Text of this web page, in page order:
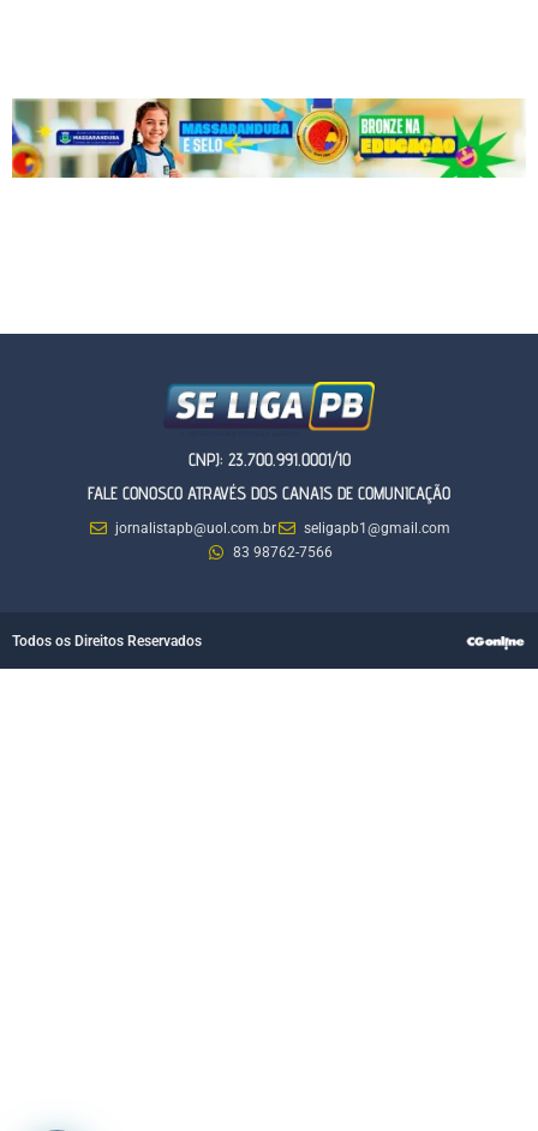
CNPJ: 23.700.991.0001/10
FALE CONOSCO ATRAVÉS DOS CANAIS DE COMUNICAÇÃO
jornalistapb@uol.com.br
seligapb1@gmail.com
83 98762-7566
Todos os Direitos Reservados